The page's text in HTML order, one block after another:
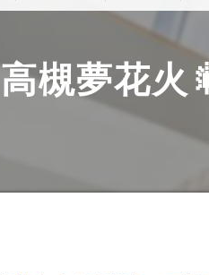
なとこまでコラム
槻夢花